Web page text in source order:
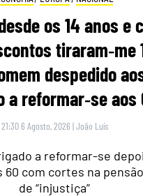
os 14 anos e
tiraram‑me
despedido
a reformar‑se aos
21:30 6 Agosto, 2026 |João Luís
a reformar-se
60 com cortes na
de “injustiça”